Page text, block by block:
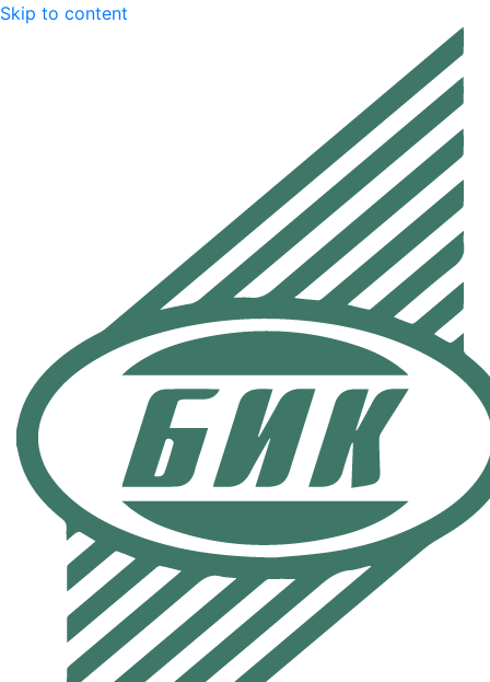
Skip to content